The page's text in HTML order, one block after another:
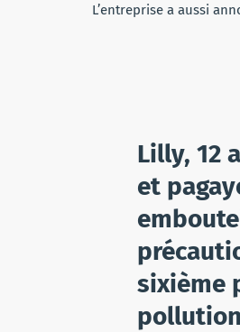
L’entreprise a aussi
Lilly, 12
et
sixième